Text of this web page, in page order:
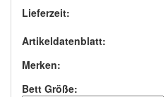
Lieferzeit:
Artikeldatenblatt:
Merken:
Bett Größe: